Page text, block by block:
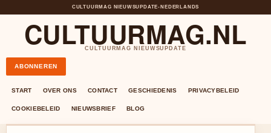
CULTUURMAG NIEUWSUPDATE• NEDERLANDS
CULTUURMAG.NL
CULTUURMAG NIEUWSUPDATE
ABONNEREN
START OVER ONS CONTACT GESCHIEDENIS PRIVACYBELEID
COOKIEBELEID NIEUWSBRIEF BLOG